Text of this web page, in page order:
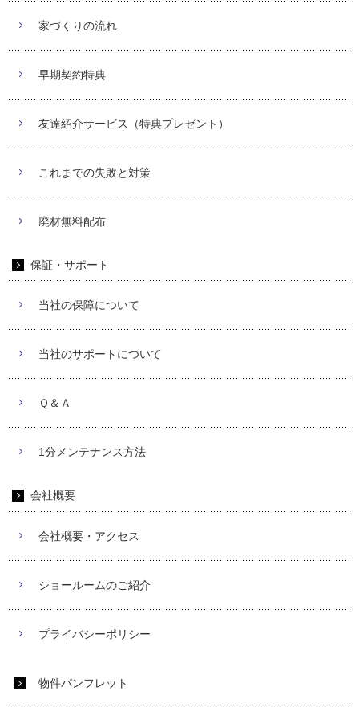
家づくりの流れ
早期契約特典
友達紹介サービス（特典プレゼント）
これまでの失敗と対策
廃材無料配布
保証・サポート
当社の保障について
当社のサポートについて
Ｑ＆Ａ
1分メンテナンス方法
会社概要
会社概要・アクセス
ショールームのご紹介
プライバシーポリシー
物件パンフレット